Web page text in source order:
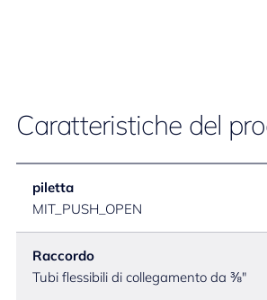
Caratteristiche del
piletta
MIT_PUSH_OPEN
Raccordo
Tubi flessibili di collegamento da ⅜"